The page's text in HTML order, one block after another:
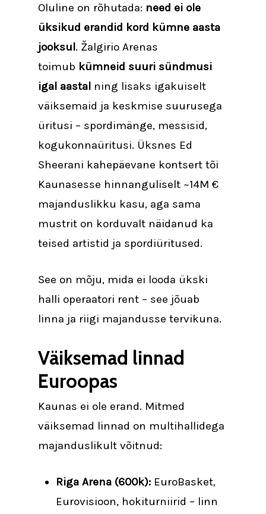
Oluline on rõhutada: need ei ole
üksikud erandid kord kümne aasta
jooksul. Žalgirio Arenas
toimub kümneid suuri sündmusi
igal aastal ning lisaks igakuiselt
väiksemaid ja keskmise suurusega
üritusi – spordimänge, messisid,
kogukonnaüritusi. Üksnes Ed
Sheerani kahepäevane kontsert tõi
Kaunasesse hinnanguliselt ~14M €
majanduslikku kasu, aga sama
mustrit on korduvalt näidanud ka
teised artistid ja spordiüritused.
See on mõju, mida ei looda ükski
halli operaatori rent – see jõuab
linna ja riigi majandusse tervikuna.
Väiksemad linnad
Euroopas
Kaunas ei ole erand. Mitmed
väiksemad linnad on multihallidega
majanduslikult võitnud:
Riga Arena (600k): EuroBasket,
Eurovisioon, hokiturniirid – linn